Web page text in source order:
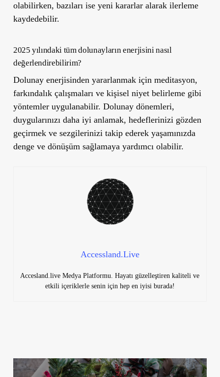
olabilirken, bazıları ise yeni kararlar alarak ilerleme
kaydedebilir.
2025 yılındaki tüm dolunayların enerjisini nasıl
değerlendirebilirim?
Dolunay enerjisinden yararlanmak için meditasyon,
farkındalık çalışmaları ve kişisel niyet belirleme gibi
yöntemler uygulanabilir. Dolunay dönemleri,
duygularınızı daha iyi anlamak, hedeflerinizi gözden
geçirmek ve sezgilerinizi takip ederek yaşamınızda
denge ve dönüşüm sağlamaya yardımcı olabilir.
Accessland.Live
Accesland.live Medya Platformu. Hayatı güzelleştiren kaliteli ve
etkili içeriklerle senin için hep en iyisi burada!